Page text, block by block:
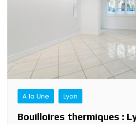
A la Une Lyon
Bouilloires thermiques :